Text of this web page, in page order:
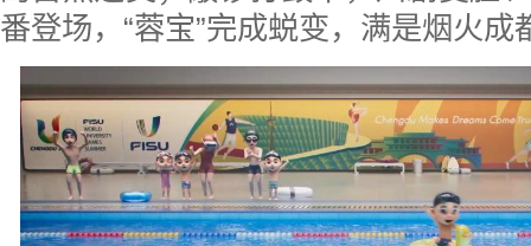
番登场，“蓉宝”完成蜕变，满是烟火成